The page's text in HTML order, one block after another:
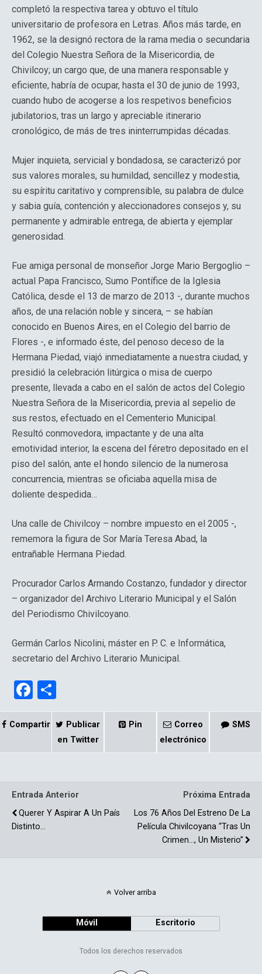
completó la respectiva tarea y obtuvo el título
universitario de profesora en Letras. Años más tarde, en
1962, se la designó rectora de la rama media o secundaria
del Colegio Nuestra Señora de la Misericordia, de
Chivilcoy; un cargo que, de una manera responsable y
eficiente, habría de ocupar, hasta el 30 de junio de 1993,
cuando hubo de acogerse a los respetivos beneficios
jubilatorios, tras un largo y apreciable itinerario
cronológico, de más de tres ininterrumpidas décadas.
Mujer inquieta, servicial y bondadosa, se caracterizó por
sus valores morales, su humildad, sencillez y modestia,
su espíritu caritativo y comprensible, su palabra de dulce
y sabia guía, contención y aleccionadores consejos y, su
permanente y admirable entrega, de abierta y ejemplar
generosidad.
Fue amiga personal de monseñor Jorge Mario Bergoglio –
actual Papa Francisco, Sumo Pontífice de la Iglesia
Católica, desde el 13 de marzo de 2013 -, durante muchos
años, de una relación noble y sincera, – se habían
conocido en Buenos Aires, en el Colegio del barrio de
Flores -, e informado éste, del penoso deceso de la
Hermana Piedad, viajó inmediatamente a nuestra ciudad, y
presidió la celebración litúrgica o misa de cuerpo
presente, llevada a cabo en el salón de actos del Colegio
Nuestra Señora de la Misericordia, previa al sepelio de
sus restos, efectuado en el Cementerio Municipal.
Resultó conmovedora, impactante y de una alta
emotividad interior, la escena del féretro depositado en el
piso del salón, ante el hondo silencio de la numerosa
concurrencia, mientras se oficiaba aquella misa de
doliente despedida…
Una calle de Chivilcoy – nombre impuesto en el 2005 -,
rememora la figura de Sor María Teresa Abad, la
entrañable Hermana Piedad.
Procurador Carlos Armando Costanzo, fundador y director
– organizador del Archivo Literario Municipal y el Salón
del Periodismo Chivilcoyano.
Germán Carlos Nicolini, máster en P. C. e Informática,
secretario del Archivo Literario Municipal.
F
a
ce
k
o
m
p
Compartir
Publicar
en Twitter
Pin
Correo
electrónico
SMS
Entrada Anterior
Querer Y Aspirar A Un País
Distinto…
Próxima Entrada
Los 76 Años Del Estreno De La
Película Chivilcoyana “Tras Un
Crimen…, Un Misterio”
Volver arriba
Móvil Escritorio
Todos los derechos reservados